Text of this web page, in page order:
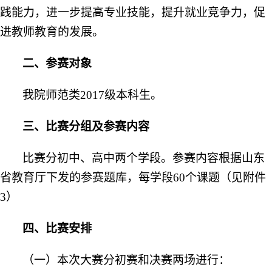
践能力，进一步提高专业技能，提升就业竞争力，促
进教师教育的发展。
二、参赛对象
我院师范类201 7级本科生。
三、比赛分组及参赛内容
比赛分初中、高中两个学段。 参赛内容根据山东
省教育厅下发的参赛题库， 每学段60个课题（见附件
3）
四、比赛安排
（一）本次大赛分初赛和决赛两场进行：